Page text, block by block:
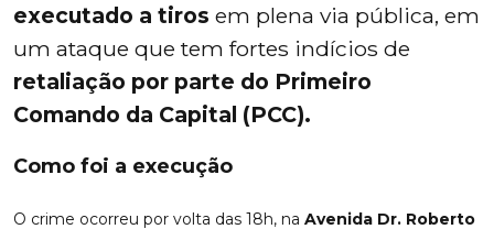
executado a tiros em plena via pública, em
um ataque que tem fortes indícios de
retaliação por parte do Primeiro
Comando da Capital (PCC).
Como foi a execução
O crime ocorreu por volta das 18h, na Avenida Dr. Roberto